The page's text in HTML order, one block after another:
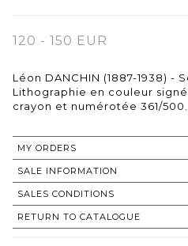
120 - 150 EUR
Léon DANCHIN (1887-1938) -
Lithographie en couleur
crayon et numérotée 361/500.
MY ORDERS
SALE INFORMATION
SALES CONDITIONS
RETURN TO CATALOGUE